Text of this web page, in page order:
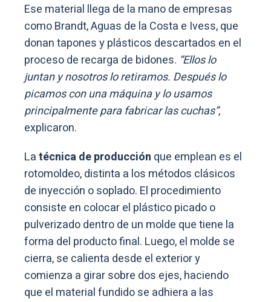
Ese material llega de la mano de empresas
como Brandt, Aguas de la Costa e Ivess, que
donan tapones y plásticos descartados en el
proceso de recarga de bidones. “Ellos lo
juntan y nosotros lo retiramos. Después lo
picamos con una máquina y lo usamos
principalmente para fabricar las cuchas”,
explicaron.
Latécnica de producción que emplean es el
rotomoldeo, distinta a los métodos clásicos
de inyección o soplado. El procedimiento
consiste en colocar el plástico picado o
pulverizado dentro de un molde que tiene la
forma del producto final. Luego, el molde se
cierra, se calienta desde el exterior y
comienza a girar sobre dos ejes, haciendo
que el material fundido se adhiera a las